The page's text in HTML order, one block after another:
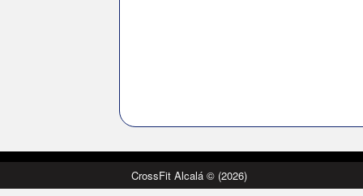
CrossFit Alcalá © (2026)